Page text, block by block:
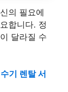
의 필요에
합니다. 정
달라질 수
기 렌탈 서